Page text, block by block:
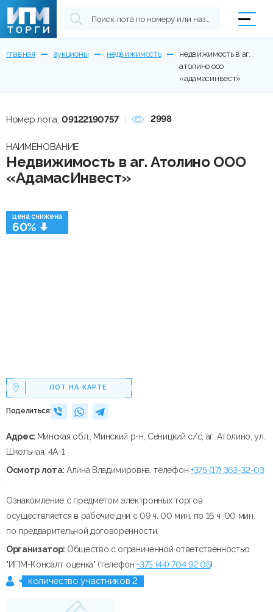
главная аукционы недвижимость
недвижимость в аг.
атолино ооо
«адамасинвест»
цена снижена
60%
ЛОТ НА КАРТЕ
Поделиться:
Номер лота: 09122190757 2998
НАИМЕНОВАНИЕ
Недвижимость в аг. Атолино ООО
«АдамасИнвест»
Адрес: Минская обл., Минский р-н, Сеницкий с/с, аг. Атолино, ул.
Школьная, 4А-1
Осмотр лота: Алина Владимировна, телефон +375 (17) 363-32-03
Ознакомление с предметом электронных торгов
осуществляется в рабочие дни с 09 ч. 00 мин. по 16 ч. 00 мин.
по предварительной договоренности.
Организатор: Общество с ограниченной ответственностью
"ИПМ-Консалт оценка" (телефон+375 (44) 704 92 06)
количество участников 2